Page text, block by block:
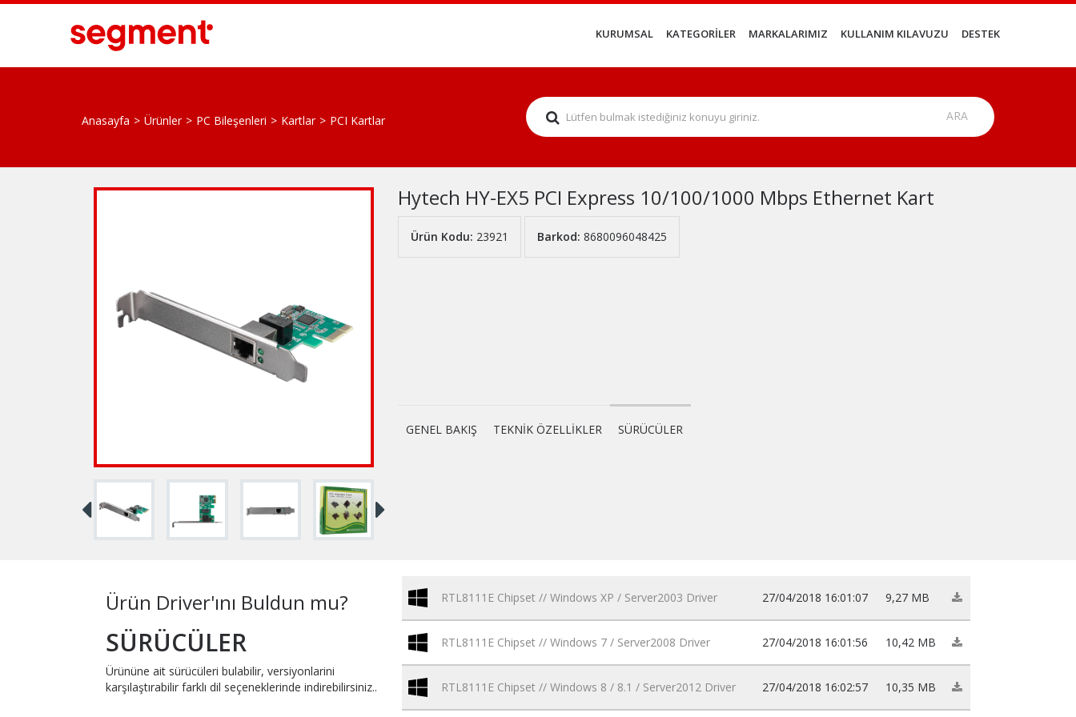
KURUMSAL KATEGORİLER MARKALARIMIZ KULLANIM KILAVUZU DESTEK
Anasayfa Ürünler PC Bileşenleri Kartlar PCI Kartlar
Hytech HY-EX5 PCI Express 10/100/1000 Mbps Ethernet Kart
Ürün Kodu: 23921 Barkod: 8680096048425
GENEL BAKIŞ TEKNİK ÖZELLİKLER SÜRÜCÜLER
Ürün Driver'ını Buldun mu?
SÜRÜCÜLER
Ürününe ait sürücüleri bulabilir, versiyonlarini
karşılaştırabilir farklı dil seçeneklerinde indirebilirsiniz..
RTL8111E Chipset // Windows XP / Server2003 Driver 27/04/2018 16:01:07 9,27 MB
RTL8111E Chipset // Windows 7 / Server2008 Driver 27/04/2018 16:01:56 10,42 MB
RTL8111E Chipset // Windows 8 / 8.1 / Server2012 Driver 27/04/2018 16:02:57 10,35 MB